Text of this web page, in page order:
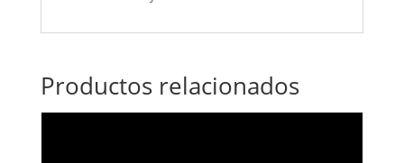
Productos relacionados